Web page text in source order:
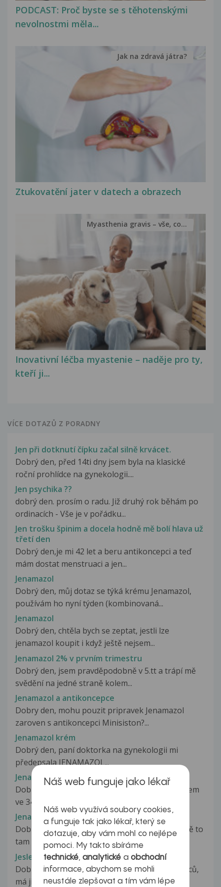
PODCAST: Proč byste se s těhotenskými
nevolnostmi měla...
Ztukovatění jater v datech a obrazech
Jak na zdravá játra?
Inovativní léčba myastenie – naděje pro ty,
kteří ji...
Myasthenia gravis – vše, co...
VÍCE DOTAZŮ Z PORADNY
Jen při dotknutí čípku začal silně krvácet.
Dobrý den, před 14ti dny jsem byla na klasické
roční prohlídce na gynekologii....
Jen psychika ??
dobrý den. prosím o radu. Již druhý rok běhám po
ordinacích - Vše je v pořádku...
Jen trošku špinim a docela hodně mě bolí hlava už
třetí den
Dobrý den,je mi 42 let a beru antikoncepci a teď
mám dostat menstruaci a jen...
Jenamazol
Dobrý den, můj dotaz se týká krému Jenamazol,
používám ho nyní týden (kombinovaná...
Jenamazol
Dobrý den, chtěla bych se zeptat, jestli lze
jenamazol koupit i když ještě nejsem...
Jenamazol 2% v prvním trimestru
Dobrý den, jsem pravděpodobně v 5.tt a trápí mě
svědění na jedné straně kolem...
Jenamazol a antikoncepce
Dobry den, mohu pouzit pripravek Jenamazol
zaroven s antikoncepci Minisiston?...
Jenamazol krém
Dobrý den, paní doktorka na gynekologii mi
předepsala JENAMAZOL...
Jenamazol v těhotenství
Dobrý den,chtěla jsem se zeptat jestli vadí že jsem
ve 34tt použila mast jenamazol...
Jenamazol, candibene v těhotenství
Dobrý den, paní doktorko, jsem 38+0 a začlo mě to
tam dole svědit a trochu pálit....
Jesle a zvýšená nemocnost
Dobrý den, prosím o konzultaci. Dcera, 12 měsíců,
má již podruhé při vyšetření...
Náš web funguje jako lékař
Náš web využívá soubory cookies,
a funguje tak jako lékař, který se
dotazuje, aby vám mohl co nejlépe
pomoci. My takto sbíráme
technické,analytické a obchodní
informace, abychom se mohli
neustále zlepšovat a tím vám lépe